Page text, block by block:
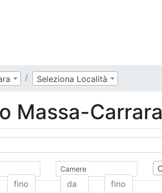
Seleziona Località
Massa-Carrara
Camere